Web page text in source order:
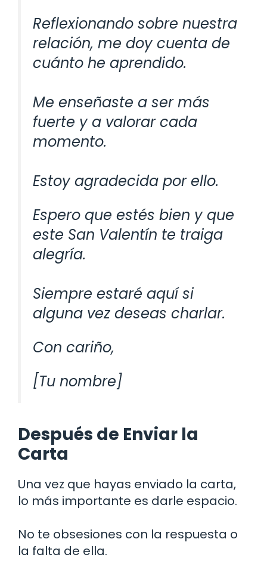
Reflexionando sobre nuestra
relación, me doy cuenta de
cuánto he aprendido.
Me enseñaste a ser más
fuerte y a valorar cada
momento.
Estoy agradecida por ello.
Espero que estés bien y que
este San Valentín te traiga
alegría.
Siempre estaré aquí si
alguna vez deseas charlar.
Con cariño,
[Tu nombre]
Después de Enviar la
Carta
Una vez que hayas enviado la carta,
lo más importante es darle espacio.
No te obsesiones con la respuesta o
la falta de ella.